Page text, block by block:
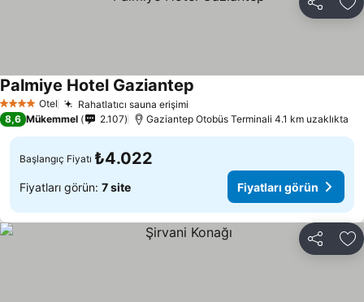
Paylaş
4 Yıldız Otel Rahatlatıcı sauna erişimi
Palmiye Hotel Gaziantep
8,6 Mükemmel 2.107 Gaziantep Otobüs Terminali 4.1 km uzaklıkta
Başlangıç Fiyatı ₺4.022
Fiyatları görün: 7 site Fiyatları görün
Paylaş